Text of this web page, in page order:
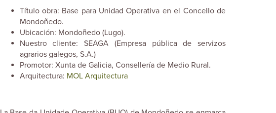
Título obra: Base para Unidad Operativa en el Concello de
Mondoñedo.
Ubicación: Mondoñedo (Lugo).
Nuestro cliente: SEAGA (Empresa pública de servizos
agrarios galegos, S.A.)
Promotor: Xunta de Galicia, Consellería de Medio Rural.
Arquitectura: MOL Arquitectura